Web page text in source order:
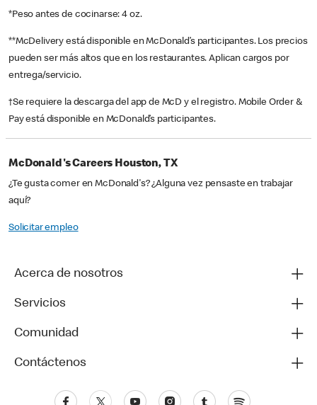
*Peso antes de cocinarse: 4 oz.
**McDelivery está disponible en McDonald’s participantes. Los precios
pueden ser más altos que en los restaurantes. Aplican cargos por
entrega/servicio.
†Se requiere la descarga del app de McD y el registro. Mobile Order &
Pay está disponible en McDonald’s participantes.
McDonald's Careers Houston, TX
¿Te gusta comer en McDonald's? ¿Alguna vez pensaste en trabajar
aquí?
Solicitar empleo
Acerca de nosotros
Servicios
Comunidad
Contáctenos